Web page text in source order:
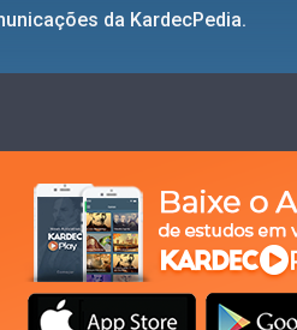
da KardecPedia.